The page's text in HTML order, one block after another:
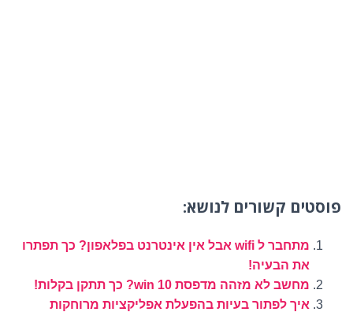
פוסטים קשורים לנושא:
מתחבר ל wifi אבל אין אינטרנט בפלאפון? כך תפתרו
את הבעיה!
מחשב לא מזהה מדפסת win 10? כך תתקן בקלות!
איך לפתור בעיות בהפעלת אפליקציות מרוחקות